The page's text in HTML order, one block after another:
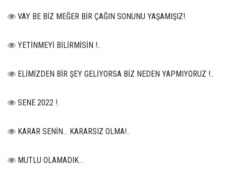
VAY BE BİZ MEĞER BİR ÇAĞIN SONUNU YAŞAMIŞIZ!.
YETİNMEYİ BİLİRMİSİN !..
ELİMİZDEN BİR ŞEY GELİYORSA BİZ NEDEN YAPMIYORUZ !..
SENE 2022 !.
KARAR SENİN… KARARSIZ OLMA!..
MUTLU OLAMADIK…